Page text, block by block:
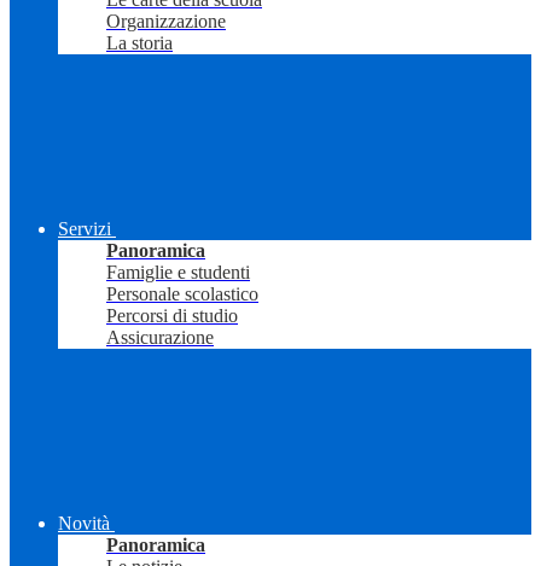
Organizzazione
La storia
Servizi
Panoramica
Famiglie e studenti
Personale scolastico
Percorsi di studio
Assicurazione
Novità
Panoramica